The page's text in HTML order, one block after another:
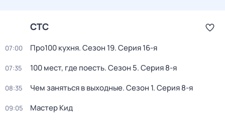
СТС
07:00 Про100 кухня. Сезон 19. Серия 16-я
07:35 100 мест, где поесть. Сезон 5. Серия 8-я
08:35 Чем заняться в выходные. Сезон 1. Серия 8-я
09:05 Мастер Кид